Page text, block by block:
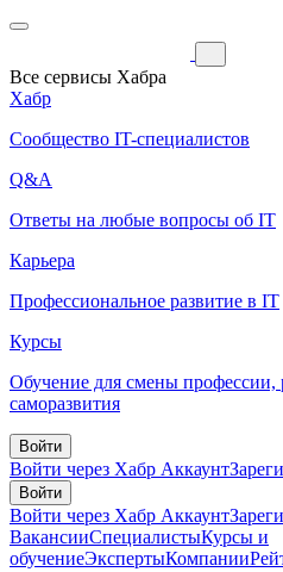
Все сервисы Хабра
Хабр
Сообщество IT-специалистов
Q&A
Ответы на любые вопросы об IT
Карьера
Профессиональное развитие в IT
Курсы
Обучение для смены профессии,
саморазвития
Войти
Войти через Хабр Аккаунт
Войти
Войти через Хабр Аккаунт
ВакансииСпециалистыКурсы и
обучениеЭкспертыКомпании